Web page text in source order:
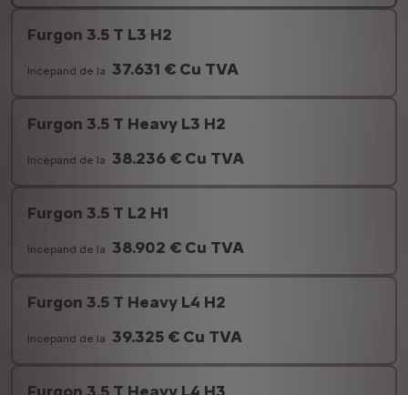
Furgon 3.5 T L3 H2
Incepand de la 37.631 € Cu TVA
Furgon 3.5 T Heavy L3 H2
Incepand de la 38.236 € Cu TVA
Furgon 3.5 T L2 H1
Incepand de la 38.902 € Cu TVA
Furgon 3.5 T Heavy L4 H2
Incepand de la 39.325 € Cu TVA